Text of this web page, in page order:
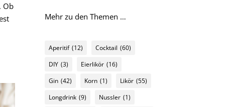
Ob
Mehr zu den Themen …
Aperitif (12) Cocktail (60)
DIY (3) Eierlikör (16)
Gin (42) Korn (1) Likör (55)
Longdrink (9) Nussler (1)